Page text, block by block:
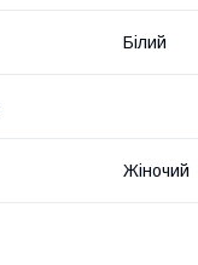
Білий
Жіночий